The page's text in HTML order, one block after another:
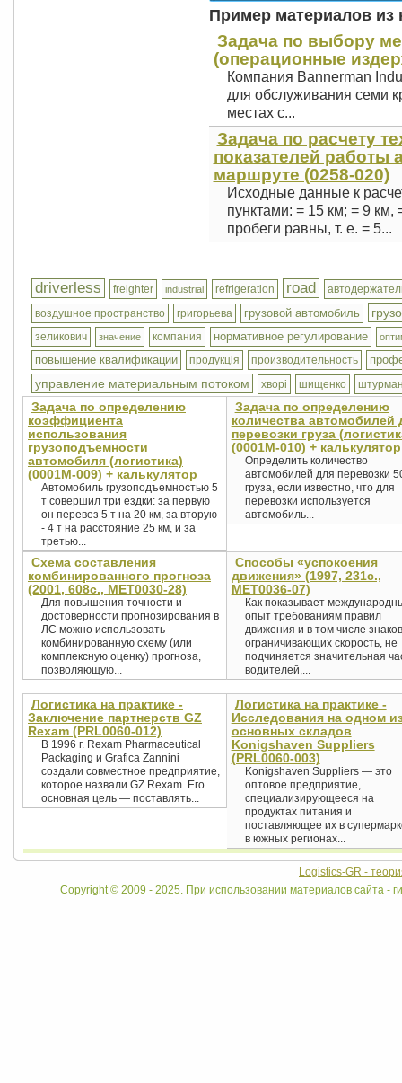
Пример материалов из
Задача по выбору
(операционные
Компания Bannerman
для обслуживания семи
местах с...
Задача по расчету
показателей работы
маршруте (0258-020)
Исходные данные к
пунктами: = 15 км; = 9
пробеги равны, т. е. = 5...
driverless freighter industrial refrigeration road
воздушное пространство
григорьева грузовой автомобиль
зеликович значение компания нормативное регулирование
повышение квалификации продукція производительность
управление материальным потоком хворі шищенко
Задача по определению
коэффициента
использования
грузоподъемности
автомобиля (логистика)
(0001М-009) + калькулятор
Автомобиль грузоподъемностью 5
т совершил три ездки: за первую
он перевез 5 т на 20 км, за вторую
- 4 т на расстояние 25 км, и за
третью...
Задача по определению
количества автомобилей
перевозки груза
(0001М-010) + калькулятор
Определить количество
автомобилей для перевозки
груза, если известно, что для
перевозки используется
автомобиль...
Схема составления
комбинированного прогноза
(2001, 608с., MET0030-28)
Для повышения точности и
достоверности прогнозирования в
ЛС можно использовать
комбинированную схему (или
комплексную оценку) прогноза,
позволяющую...
Способы «успокоения
движения» (1997, 231с.,
MET0036-07)
Как показывает
опыт требованиям правил
движения и в том числе
ограничивающих скорость, не
подчиняется значительная
водителей,...
Логистика на практике -
Заключение партнерств GZ
Rexam (PRL0060-012)
В 1996 г. Rexam Pharmaceutical
Packaging и Grafica Zannini
создали совместное предприятие,
которое назвали GZ Rexam. Его
основная цель — поставлять...
Логистика на практике -
Исследования на одном
основных складов
Konigshaven Suppliers
(PRL0060-003)
Konigshaven Suppliers — это
оптовое предприятие,
специализирующееся на
продуктах питания и
поставляющее их в
в южных регионах...
Logistics-GR -
Copyright © 2009 - 2025. При использовании материалов сайта -